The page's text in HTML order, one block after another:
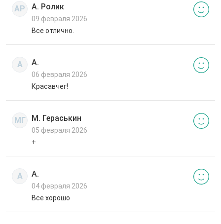
АР А. Ролик
09 февраля 2026
Все отлично.
А А.
06 февраля 2026
Красавчег!
МГ М. Гераськин
05 февраля 2026
+
А А.
04 февраля 2026
Все хорошо